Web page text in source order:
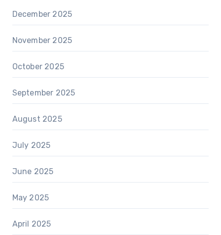
December 2025
November 2025
October 2025
September 2025
August 2025
July 2025
June 2025
May 2025
April 2025